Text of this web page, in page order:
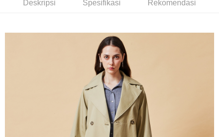
LINEX 宇迅國際 Kadar Penghantaran
Deskripsi Spesifikasi Rekomendasi